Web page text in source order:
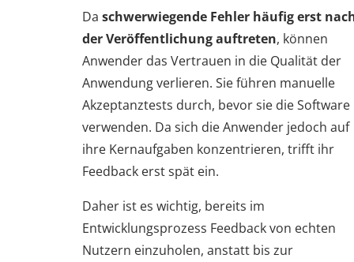
Da schwerwiegende Fehler häufig erst
der Veröffentlichung auftreten, können
Anwender das Vertrauen in die Qualität der
Anwendung verlieren. Sie führen manuelle
Akzeptanztests durch, bevor sie die Software
verwenden. Da sich die Anwender jedoch auf
ihre Kernaufgaben konzentrieren, trifft ihr
Feedback erst spät ein.
Daher ist es wichtig, bereits im
Entwicklungsprozess Feedback von echten
Nutzern einzuholen, anstatt bis zur